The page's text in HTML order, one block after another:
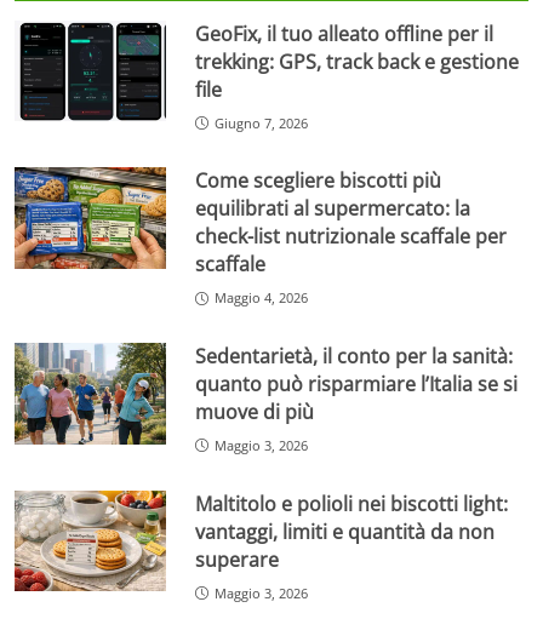
GeoFix, il tuo alleato offline per il
trekking: GPS, track back e gestione
file
Giugno 7, 2026
Come scegliere biscotti più
equilibrati al supermercato: la
check-list nutrizionale scaffale per
scaffale
Maggio 4, 2026
Sedentarietà, il conto per la sanità:
quanto può risparmiare l’Italia se si
muove di più
Maggio 3, 2026
Maltitolo e polioli nei biscotti light:
vantaggi, limiti e quantità da non
superare
Maggio 3, 2026